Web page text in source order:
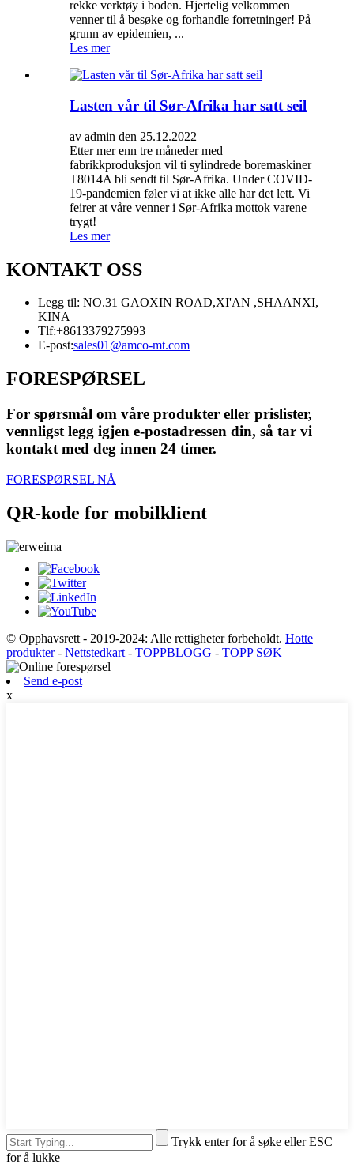
rekke verktøy i boden. Hjertelig velkommen
venner til å besøke og forhandle forretninger! På
grunn av epidemien, ...
Les mer
Lasten vår til Sør-Afrika har satt seil
av admin den 25.12.2022
Etter mer enn tre måneder med
fabrikkproduksjon vil ti sylindrede boremaskiner
T8014A bli sendt til Sør-Afrika. Under COVID-
19-pandemien føler vi at ikke alle har det lett. Vi
feirer at våre venner i Sør-Afrika mottok varene
trygt!
Les mer
KONTAKT OSS
Legg til: NO.31 GAOXIN ROAD,XI'AN ,SHAANXI,
KINA
Tlf:+8613379275993
E-post:sales01@amco-mt.com
FORESPØRSEL
For spørsmål om våre produkter eller prislister,
vennligst legg igjen e-postadressen din, så tar vi
kontakt med deg innen 24 timer.
FORESPØRSEL NÅ
QR-kode for mobilklient
© Opphavsrett - 2019-2024: Alle rettigheter forbeholdt. Hotte
produkter- Nettstedkart - TOPPBLOGG - TOPP SØK
Send e-post
x
Trykk enter for å søke eller ESC
for å lukke